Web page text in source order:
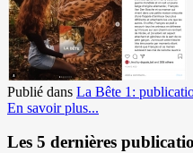
Publié dans La Bête 1:
En savoir plus...
Les 5 dernières